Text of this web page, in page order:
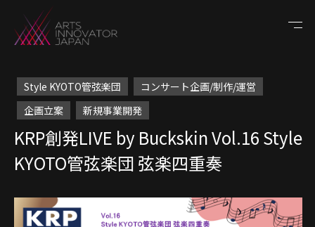
Style KYOTO管弦楽団
コンサート企画/制作/運営
企画立案
新規事業開発
KRP創発LIVE by Buckskin Vol.16 Style
KYOTO管弦楽団 弦楽四重奏